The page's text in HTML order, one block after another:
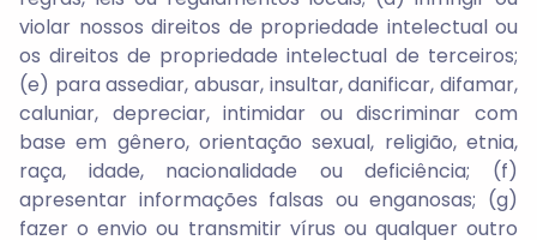
violar nossos direitos de propriedade intelectual ou
os direitos de propriedade intelectual de terceiros;
(e) para assediar, abusar, insultar, danificar, difamar,
caluniar, depreciar, intimidar ou discriminar com
base em gênero, orientação sexual, religião, etnia,
raça, idade, nacionalidade ou deficiência; (f)
apresentar informações falsas ou enganosas; (g)
fazer o envio ou transmitir vírus ou qualquer outro